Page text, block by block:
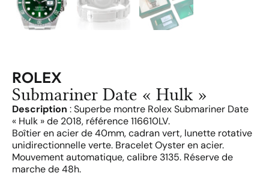
ROLEX
Submariner Date « Hulk »
Description : Superbe montre Rolex Submariner Date
« Hulk » de 2018, référence 116610LV.
Boîtier en acier de 40mm, cadran vert, lunette rotative
unidirectionnelle verte. Bracelet Oyster en acier.
Mouvement automatique, calibre 3135. Réserve de
marche de 48h.